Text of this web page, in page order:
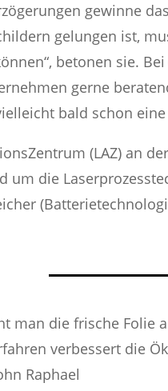
gewinne
gelungen ist,
betonen sie.
gerne
bald schon
(LAZ) an
um die
man die frische Folie
verbessert die
Raphael